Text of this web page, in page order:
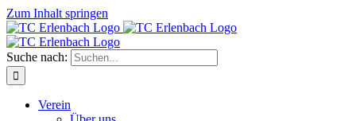
Zum Inhalt springen
Suche nach:
Verein